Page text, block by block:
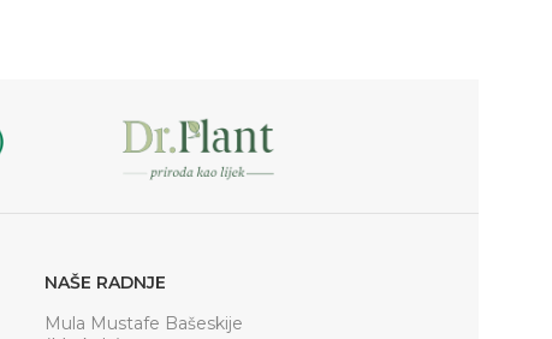
NAŠE RADNJE
Mula Mustafe Bašeskije